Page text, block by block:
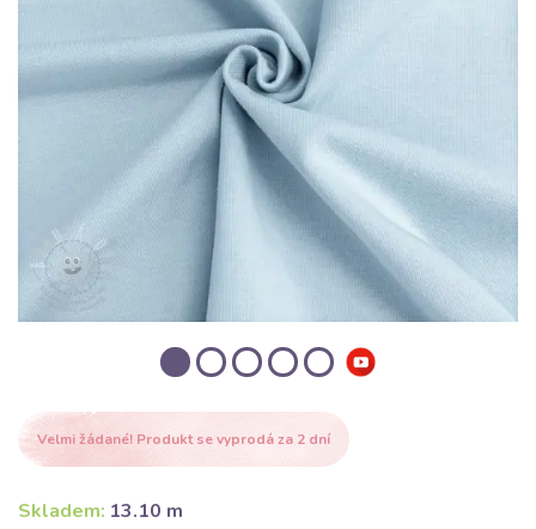
Velmi žádané! Produkt se vyprodá za 2 dní
Skladem: 13.10 m